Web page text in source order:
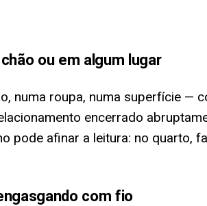
ou em algum lugar
numa roupa, numa superfície
encerrado
pode afinar a leitura: no quarto,
com fio